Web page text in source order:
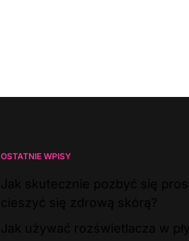
OSTATNIE WPISY